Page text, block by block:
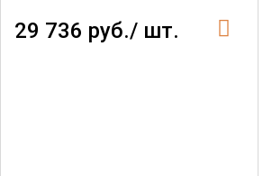
29 736 руб./ шт.